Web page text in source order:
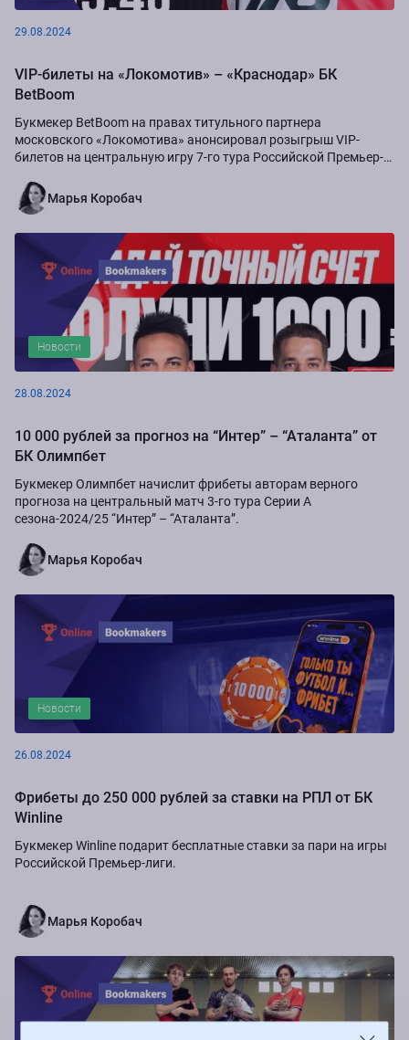
29.08.2024
VIP-билеты на «Локомотив» – «Краснодар» БК
BetBoom
Букмекер BetBoom на правах титульного партнера
московского «Локомотива» анонсировал розыгрыш VIP-
билетов на центральную игру 7-го тура Российской Премьер-
Марья Коробач
Новости
28.08.2024
10 000 рублей за прогноз на “Интер” – “Аталанта” от
БК Олимпбет
Букмекер Олимпбет начислит фрибеты авторам верного
прогноза на центральный матч 3-го тура Серии А
сезона-2024/25 “Интер” – “Аталанта”.
Марья Коробач
Новости
26.08.2024
Фрибеты до 250 000 рублей за ставки на РПЛ от БК
Winline
Букмекер Winline подарит бесплатные ставки за пари на игры
Российской Премьер-лиги.
Марья Коробач